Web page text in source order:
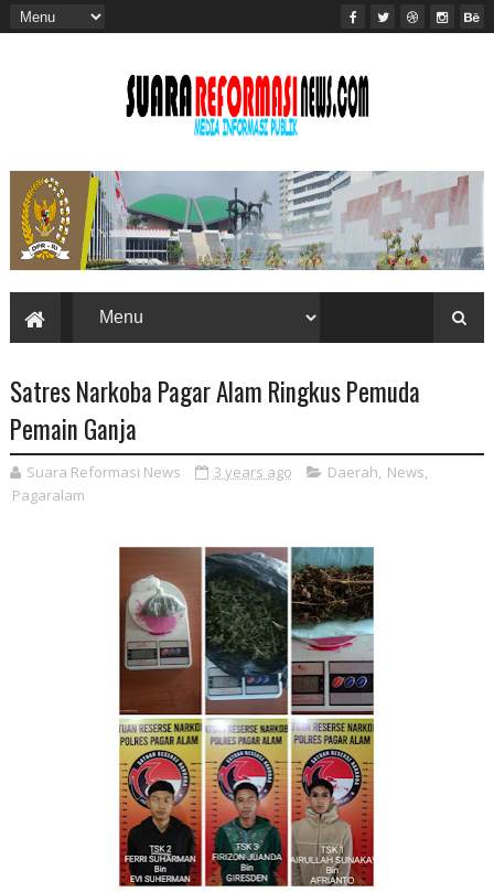
Satres Narkoba Pagar Alam Ringkus Pemuda
Pemain Ganja
Suara Reformasi News 3 years ago Daerah, News,
Pagaralam